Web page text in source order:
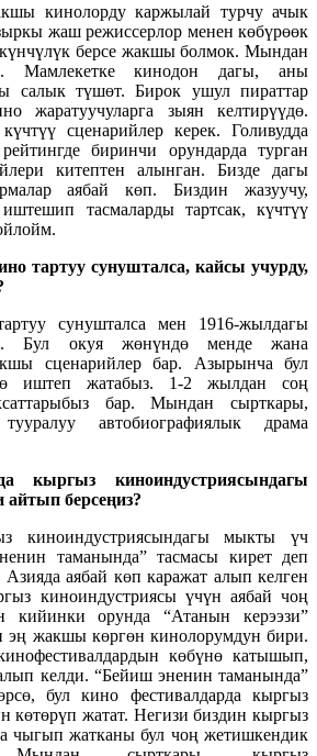
кинолорду каржылай турчу ачык
жаш режиссерлор менен көбүрөөк
берсе жакшы болмок. Мындан
Мамлекетке кинодон дагы, аны
салык түшөт. Бирок ушул пираттар
жаратуучуларга зыян келтирүүдө.
сценарийлер керек. Голивудда
биринчи орундарда турган
китептен алынган. Бизде дагы
аябай көп. Биздин жазуучу,
тасмаларды тартсак, күчтүү
тартуу сунушталса, кайсы учурду,
сунушталса мен 1916-жылдагы
Бул окуя жөнүндө менде жана
сценарийлер бар. Азырынча бул
иштеп жатабыз. 1-2 жылдан соң
бар. Мындан сырткары,
автобиографиялык драма
киноиндустриясындагы
берсеңиз?
киноиндустриясындагы мыкты үч
таманында” тасмасы кирет деп
аябай көп каражат алып келген
киноиндустриясы үчүн аябай чоң
кийинки орунда “Атанын керээзи”
эң жакшы көргөн кинолорумдун бири.
көбүнө катышып,
келди. “Бейиш эненин таманында”
бул кино фестивалдарда кыргыз
көтөрүп жатат. Негизи биздин кыргыз
чыгып жатканы бул чоң жетишкендик